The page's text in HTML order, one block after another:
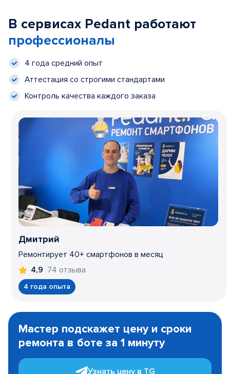
В сервисах Pedant работают
профессионалы
4 года средний опыт
Аттестация со строгими стандартами
Контроль качества каждого заказа
Дмитрий
Ремонтирует 40+ смартфонов в месяц
4,9 74 отзыва
4 года опыта
1
Мастер подскажет цену и сроки
ремонта в боте за 1 минуту
Узнать цену в TG